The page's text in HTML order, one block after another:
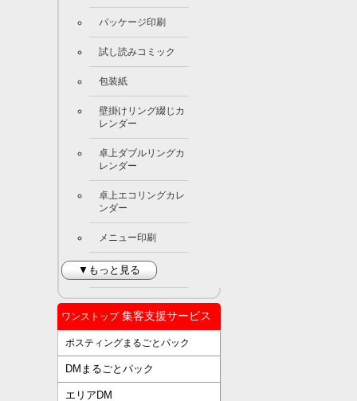
パッケージ印刷
試し読みコミック
包装紙
壁掛けリング綴じカ
レンダー
卓上ダブルリングカ
レンダー
卓上エコリングカレ
ンダー
メニュー印刷
▼もっと見る
ワンストップ集客支援サービス
ポスティングまるごとパック
DMまるごとパック
エリアDM